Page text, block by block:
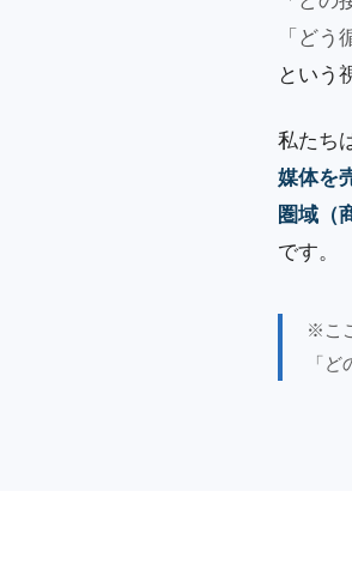
「どう
という
私たち
媒体を
圏域（
です。
※こ
「